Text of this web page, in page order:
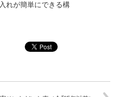
れが簡単にできる構